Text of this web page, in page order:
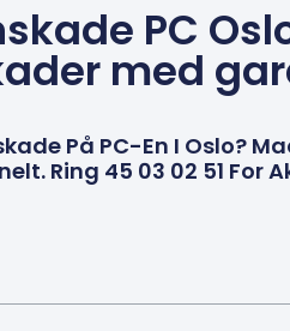
PC
med
På PC-En I Oslo?
Ring 45 03 02 51